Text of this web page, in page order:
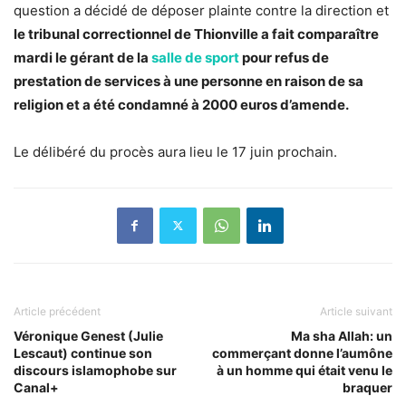
question a décidé de déposer plainte contre la direction et
le tribunal correctionnel de Thionville a fait comparaître
mardi le gérant de la salle de sportpour refus de
prestation de services à une personne en raison de sa
religion et a été condamné à 2000 euros d’amende.
Le délibéré du procès aura lieu le 17 juin prochain.
Article précédent
Véronique Genest (Julie
Lescaut) continue son
discours islamophobe sur
Canal+
Article suivant
Ma sha Allah: un
commerçant donne l’aumône
à un homme qui était venu le
braquer